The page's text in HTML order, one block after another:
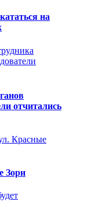
на
отчитались
Зори